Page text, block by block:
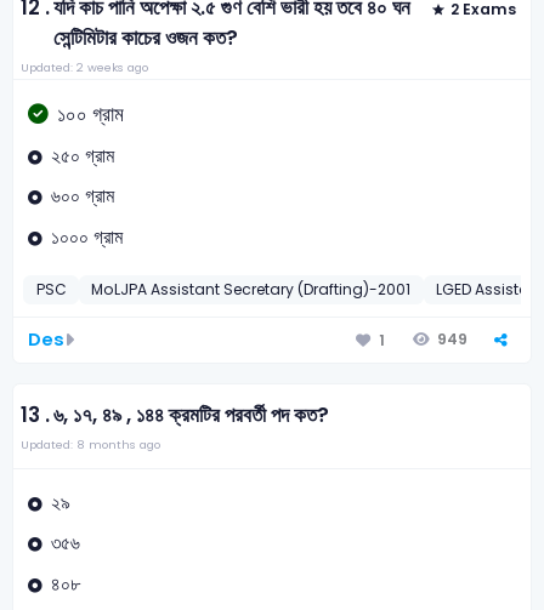
12 .যদি কাচ পানি অপেক্ষা ২.৫ গুণ বেশি ভারী হয় তবে ৪০ ঘন
সেন্টিমিটার কাচের ওজন কত?
2 Exams
Updated: 2 weeks ago
১০০ গ্রাম
২৫০ গ্রাম
৬০০ গ্রাম
১০০০ গ্রাম
PSC MoLJPA Assistant Secretary (Drafting)-2001 LGED
Des 1 949
13 .৬, ১৭, ৪৯ , ১৪৪ ক্রমটির পরবর্তী পদ কত?
Updated: 8 months ago
২৯
৩৫৬
৪০৮